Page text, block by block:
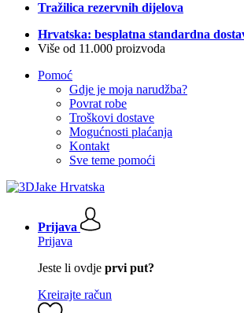
Tražilica rezervnih dijelova
Hrvatska: besplatna standardna
Više od 11.000 proizvoda
Pomoć
Gdje je moja narudžba?
Povrat robe
Troškovi dostave
Mogućnosti plaćanja
Kontakt
Sve teme pomoći
Prijava
Prijava
Jeste li ovdje prvi put?
Kreirajte račun